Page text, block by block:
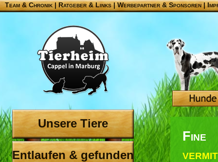
Team & Chronik |Ratgeber & Links|Werbepartner & Sponsoren|
Unsere Tiere
Entlaufen & gefunden
Fine